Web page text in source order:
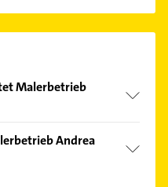
Malerbetrieb
Andrea